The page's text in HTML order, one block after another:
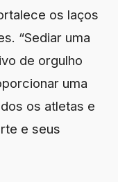
os laços
“Sediar uma
de orgulho
uma
os atletas e
e seus